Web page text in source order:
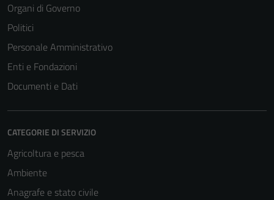
Organi di Governo
Politici
Personale Amministrativo
Enti e Fondazioni
Documenti e Dati
CATEGORIE DI SERVIZIO
Agricoltura e pesca
Ambiente
Anagrafe e stato civile